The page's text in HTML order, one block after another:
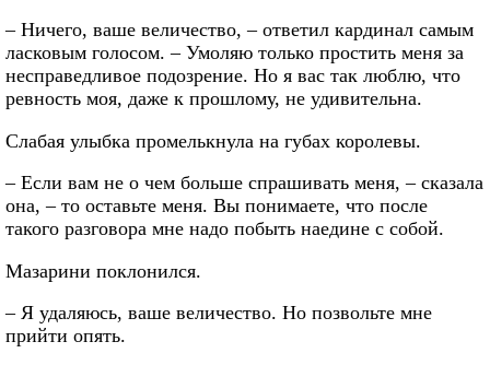
– Ничего, ваше величество, – ответил кардинал самым
ласковым голосом. – Умоляю только простить меня за
несправедливое подозрение. Но я вас так люблю, что
ревность моя, даже к прошлому, не удивительна.
Слабая улыбка промелькнула на губах королевы.
– Если вам не о чем больше спрашивать меня, – сказала
она, – то оставьте меня. Вы понимаете, что после
такого разговора мне надо побыть наедине с собой.
Мазарини поклонился.
– Я удаляюсь, ваше величество. Но позвольте мне
прийти опять.